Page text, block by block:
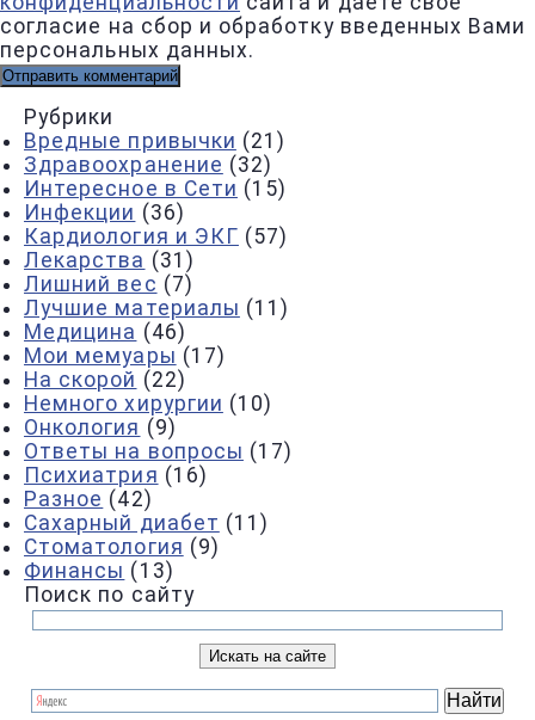
согласие на сбор и обработку введенных Вами
персональных данных.
Рубрики
Вредные привычки (21)
Здравоохранение (32)
Интересное в Сети (15)
Инфекции (36)
Кардиология и ЭКГ (57)
Лекарства (31)
Лишний вес (7)
Лучшие материалы (11)
Медицина (46)
Мои мемуары (17)
На скорой (22)
Немного хирургии (10)
Онкология (9)
Ответы на вопросы (17)
Психиатрия (16)
Разное (42)
Сахарный диабет (11)
Стоматология (9)
Финансы (13)
Поиск по сайту